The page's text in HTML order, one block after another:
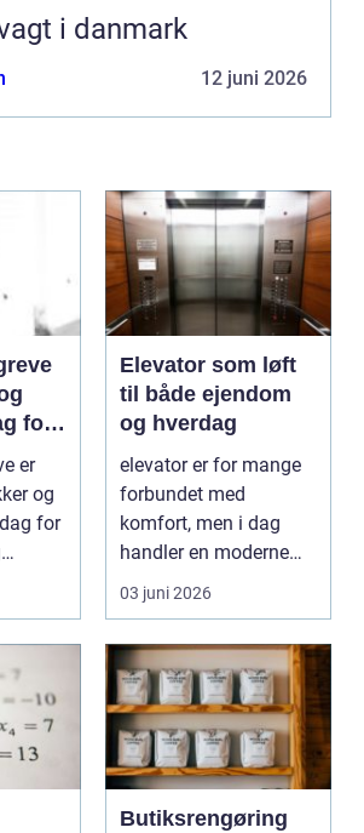
i danmark
12 juni 2026
for
er
og
for
Elevator som løft
til både ejendom
og hverdag
elevator er for mange
forbundet med
komfort, men i dag
handler en moderne
elevator lige så meg...
03 juni 2026
Butiksrengøring